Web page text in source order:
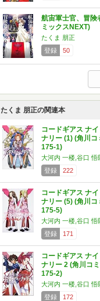
航宙軍士官、冒険
ミックスNEXT)
たくま 朋正
登録
50
たくま 朋正の関連本
コードギアス ナ
ナリー (1) (角川コ
175-1)
大河内 一楼,谷口 悟
登録
222
コードギアス ナ
ナリー (5) (角川コ
175-5)
大河内 一楼,谷口 悟
登録
171
コードギアス ナ
ナリー 2 (角川コ
175-2)
大河内 一楼,谷口 悟
登録
172